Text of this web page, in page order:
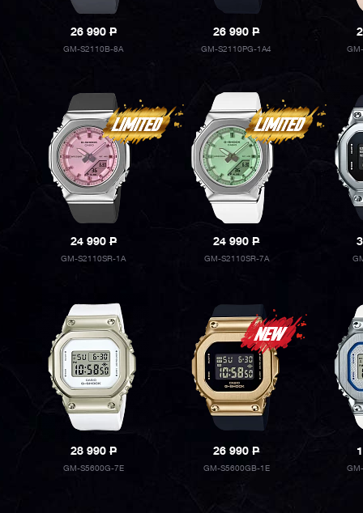
26 990P
GM-S2110B-8A
26 990P
GM-S2110PG-1A4
24 990P
GM-S2110SR-1A
24 990P
GM-S2110SR-7A
28 990P
GM-S5600G-7E
26 990P
GM-S5600GB-1E